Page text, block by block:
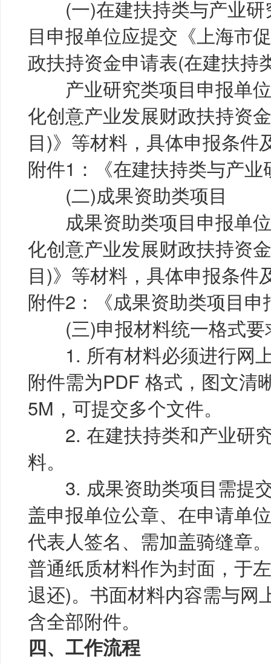
(一)在建扶持类与产业研
目申报单位应提交《上海市
政扶持资金申请表(在建扶持
产业研究类项目申报单位
化创意产业发展财政扶持资
目)》等材料，具体申报条件
附件1：《在建扶持类与产
(二)成果资助类项目
成果资助类项目申报单位
化创意产业发展财政扶持资
目)》等材料，具体申报条件
附件2：《成果资助类项目申
(三)申报材料统一格式要
1. 所有材料必须进行网
附件需为PDF 格式，图文清
5M，可提交多个文件。
2. 在建扶持类和产业研
料。
3. 成果资助类项目需提
盖申报单位公章、在申请单
代表人签名、需加盖骑缝章
普通纸质材料作为封面，于
退还)。书面材料内容需与网
含全部附件。
四、工作流程